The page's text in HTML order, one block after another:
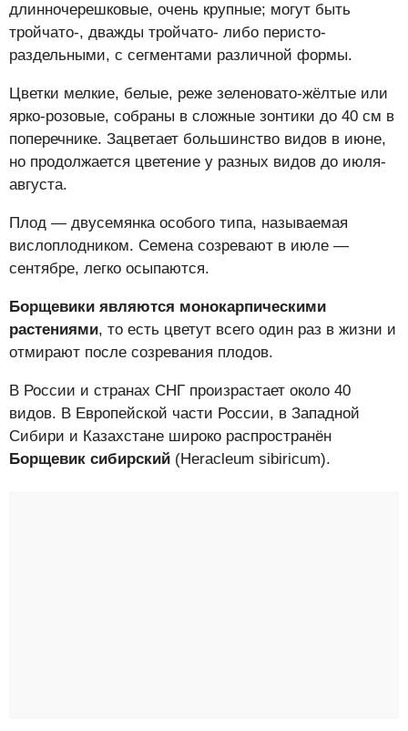
длинночерешковые, очень крупные; могут быть
тройчато-, дважды тройчато- либо перисто-
раздельными, с сегментами различной формы.
Цветки мелкие, белые, реже зеленовато-жёлтые или
ярко-розовые, собраны в сложные зонтики до 40 см в
поперечнике. Зацветает большинство видов в июне,
но продолжается цветение у разных видов до июля-
августа.
Плод — двусемянка особого типа, называемая
вислоплодником. Семена созревают в июле —
сентябре, легко осыпаются.
Борщевики являются монокарпическими
растениями, то есть цветут всего один раз в жизни и
отмирают после созревания плодов.
В России и странах СНГ произрастает около 40
видов. В Европейской части России, в Западной
Сибири и Казахстане широко распространён
Борщевик сибирский (Heracleum sibiricum).